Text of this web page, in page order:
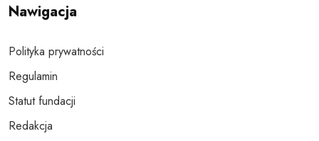
Nawigacja
Polityka prywatności
Regulamin
Statut fundacji
Redakcja